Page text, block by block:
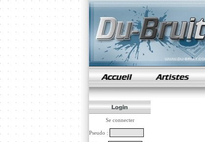
samples de rap
Se connecter
Pseudo :